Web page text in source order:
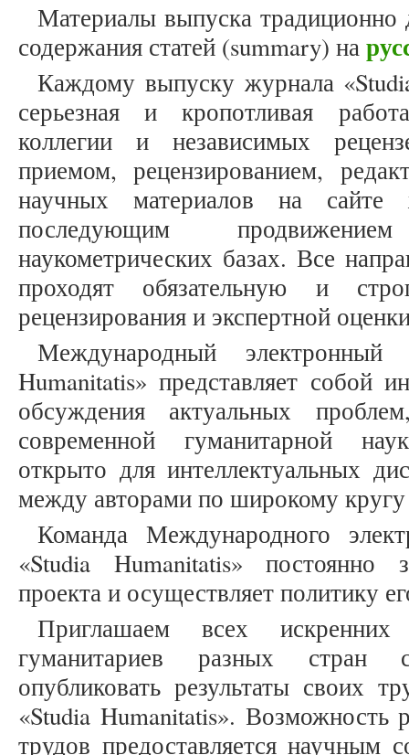
Материалы выпуска
содержания статей (summary) на
Каждому выпуску журнала
серьезная и кропотливая
коллегии и независимых
приемом, рецензированием,
научных материалов на
последующим
наукометрических базах. Все
проходят обязательную и
рецензирования и экспертной
Международный
Humanitatis» представляет собой
обсуждения актуальных
современной гуманитарной
открыто для интеллектуальных
между авторами по широкому
Команда Международного
«Studia Humanitatis» постоянно
проекта и осуществляет политику
Приглашаем всех
гуманитариев разных стран
опубликовать результаты своих
«Studia Humanitatis». Возможность
трудов предоставляется научным